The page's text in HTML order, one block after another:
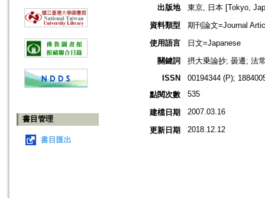
書目管理
書目匯出
出版地
東京, 日本 [Tokyo,
資料類型
期刊論文=Journal
使用語言
日文=Japanese
關鍵詞
摂大乗論抄; 曇遷; 法
ISSN
00194344 (P);
點閱次數
535
建檔日期 2007.03.16
更新日期 2018.12.12